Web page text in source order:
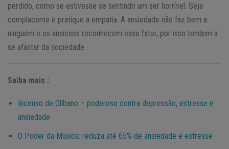
perdido, como se estivesse se sentindo um ser horrível. Seja
complacente e pratique a empatia. A ansiedade não faz bem a
ninguém e os ansiosos reconhecem esse fator, por isso tendem a
se afastar da sociedade.
Saiba mais :
Incenso de Olíbano – poderoso contra depressão, estresse e
ansiedade
O Poder da Música: reduza até 65% de ansiedade e estresse